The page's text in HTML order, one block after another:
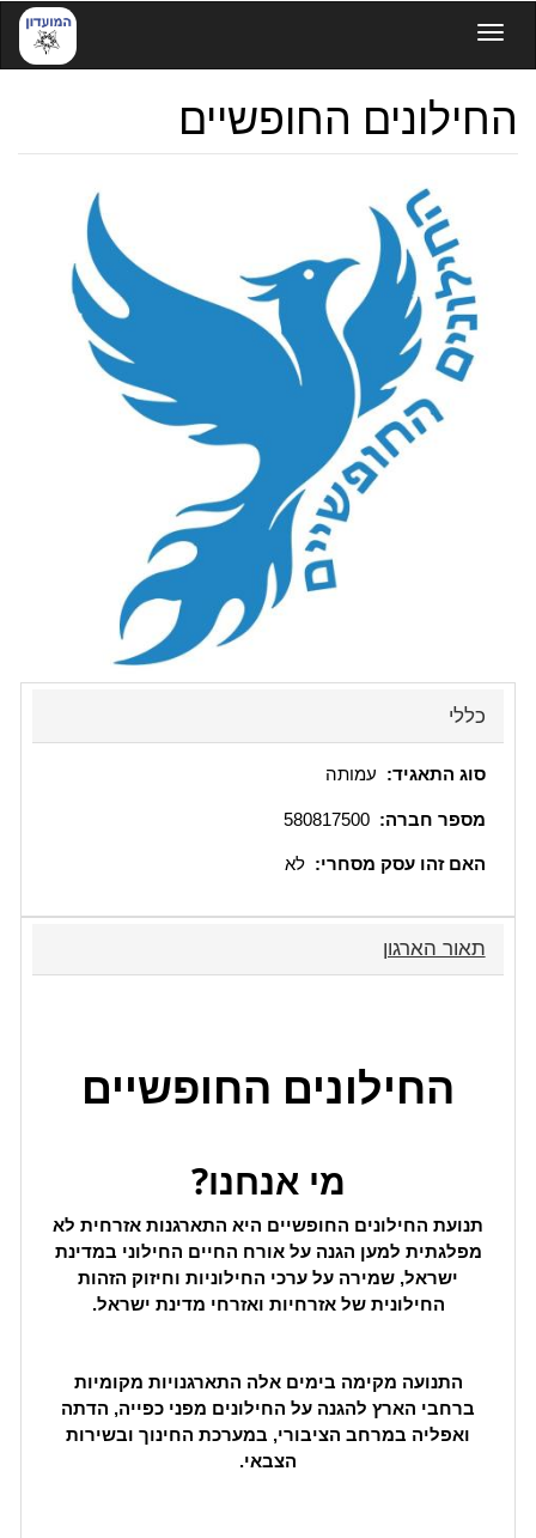
לתוכן
העיקרי
Toggle navigation
החילונים החופשיים
כללי
סוג התאגיד: עמותה
מספר חברה: 580817500
האם זהו עסק מסחרי: לא
הסתרה
תאור הארגון
החילונים החופשיים
מי אנחנו?
תנועת החילונים החופשיים היא התארגנות אזרחית לא
מפלגתית למען הגנה על אורח החיים החילוני במדינת
ישראל, שמירה על ערכי החילוניות וחיזוק הזהות
החילונית של אזרחיות ואזרחי מדינת ישראל.
התנועה מקימה בימים אלה התארגנויות מקומיות
ברחבי הארץ להגנה על החילונים מפני כפייה, הדתה
ואפליה במרחב הציבורי, במערכת החינוך ובשירות
הצבאי.